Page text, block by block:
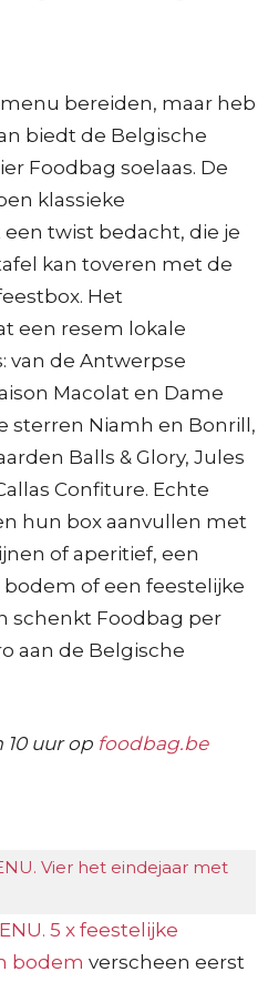
bereiden, maar heb
biedt de Belgische
Foodbag soelaas. De
klassieke
twist bedacht, die je
kan toveren met de
Het
een resem lokale
van de Antwerpse
Macolat en Dame
sterren Niamh en Bonrill,
Balls & Glory, Jules
Confiture. Echte
hun box aanvullen met
of aperitief, een
bodem of een feestelijke
schenkt Foodbag per
aan de Belgische
10 uur op foodbag.be
Vier het eindejaar met
5 x feestelijke
bodem verscheen eerst